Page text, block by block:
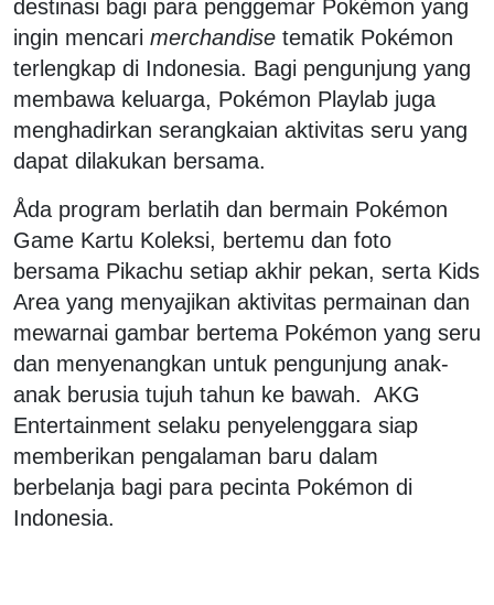
destinasi bagi para penggemar Pokémon yang
ingin mencari merchandise tematik Pokémon
terlengkap di Indonesia. Bagi pengunjung yang
membawa keluarga, Pokémon Playlab juga
menghadirkan serangkaian aktivitas seru yang
dapat dilakukan bersama.
Åda program berlatih dan bermain Pokémon
Game Kartu Koleksi, bertemu dan foto
bersama Pikachu setiap akhir pekan, serta Kids
Area yang menyajikan aktivitas permainan dan
mewarnai gambar bertema Pokémon yang seru
dan menyenangkan untuk pengunjung anak-
anak berusia tujuh tahun ke bawah. AKG
Entertainment selaku penyelenggara siap
memberikan pengalaman baru dalam
berbelanja bagi para pecinta Pokémon di
Indonesia.